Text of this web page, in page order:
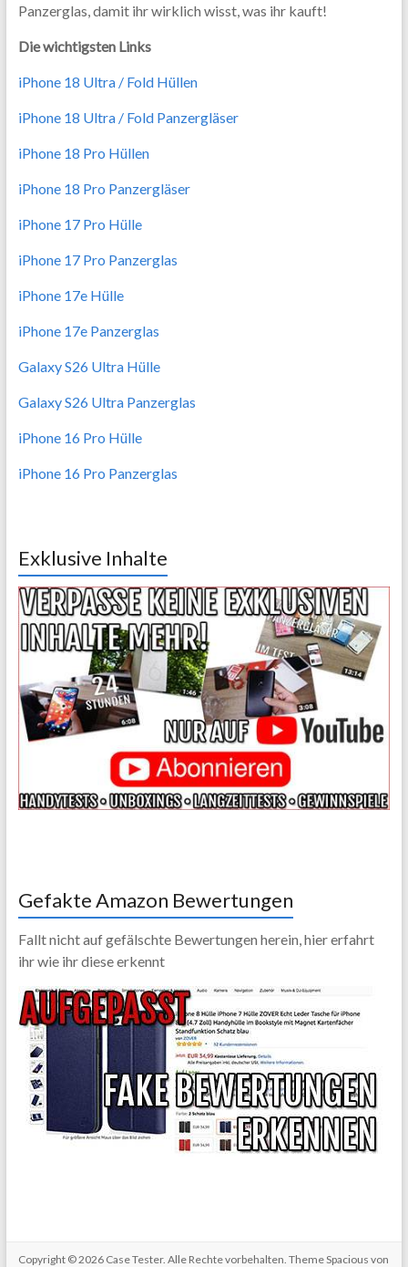
Panzerglas, damit ihr wirklich wisst, was ihr kauft!
Die wichtigsten Links
iPhone 18 Ultra / Fold Hüllen
iPhone 18 Ultra / Fold Panzergläser
iPhone 18 Pro Hüllen
iPhone 18 Pro Panzergläser
iPhone 17 Pro Hülle
iPhone 17 Pro Panzerglas
iPhone 17e Hülle
iPhone 17e Panzerglas
Galaxy S26 Ultra Hülle
Galaxy S26 Ultra Panzerglas
iPhone 16 Pro Hülle
iPhone 16 Pro Panzerglas
Exklusive Inhalte
Gefakte Amazon Bewertungen
Fallt nicht auf gefälschte Bewertungen herein, hier erfahrt
ihr wie ihr diese erkennt
Copyright © 2026 Case Tester. Alle Rechte vorbehalten. ThemeSpacious von